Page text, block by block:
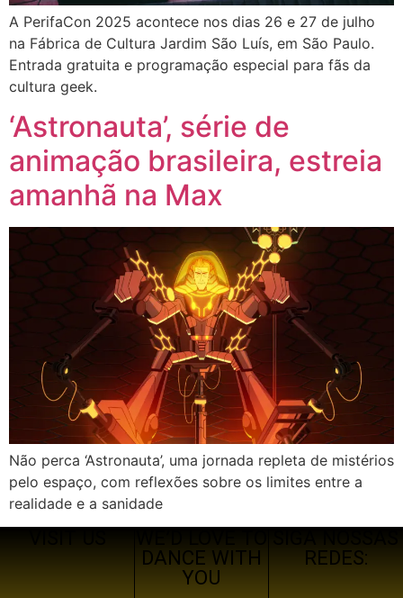
A PerifaCon 2025 acontece nos dias 26 e 27 de julho
na Fábrica de Cultura Jardim São Luís, em São Paulo.
Entrada gratuita e programação especial para fãs da
cultura geek.
‘Astronauta’, série de
animação brasileira, estreia
amanhã na Max
Não perca ‘Astronauta’, uma jornada repleta de mistérios
pelo espaço, com reflexões sobre os limites entre a
realidade e a sanidade
DANCE WITH
YOU
REDES: